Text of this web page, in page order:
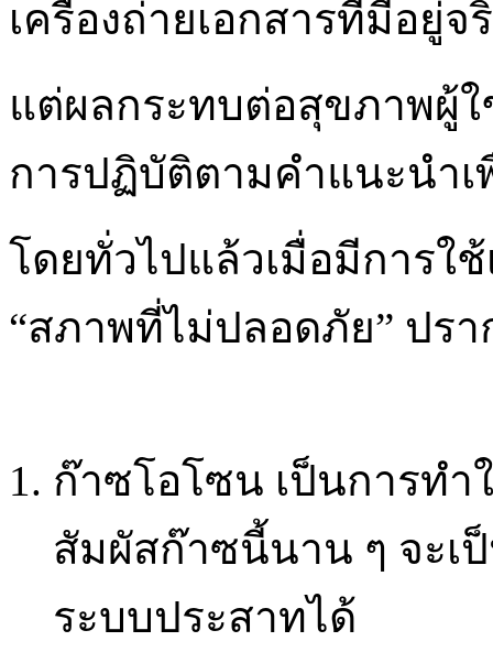
เครื่องถ่ายเอกสารที่มีอยู่จ
แต่ผลกระทบต่อสุขภาพผู้
การปฏิบัติตามคำแนะนำ
โดยทั่วไปแล้วเมื่อมีการใ
“สภาพที่ไม่ปลอดภัย” ปร
ก๊าซโอโซน เป็นการทำ
สัมผัสก๊าซนี้นาน ๆ จะเ
ระบบประสาทได้